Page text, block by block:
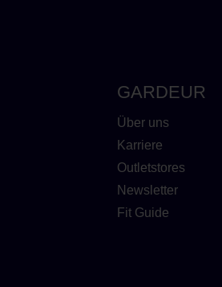
GARDEUR
Über uns
Karriere
Outletstores
Newsletter
Fit Guide